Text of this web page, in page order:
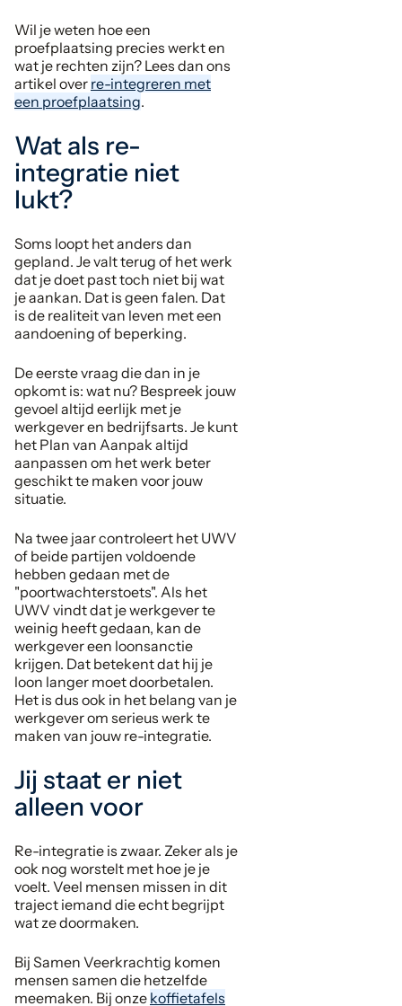
Wil je weten hoe een
proefplaatsing precies werkt en
wat je rechten zijn? Lees dan ons
artikel over re-integreren met
een proefplaatsing.
Wat als re-
integratie niet
lukt?
Soms loopt het anders dan
gepland. Je valt terug of het werk
dat je doet past toch niet bij wat
je aankan. Dat is geen falen. Dat
is de realiteit van leven met een
aandoening of beperking.
De eerste vraag die dan in je
opkomt is: wat nu? Bespreek jouw
gevoel altijd eerlijk met je
werkgever en bedrijfsarts. Je kunt
het Plan van Aanpak altijd
aanpassen om het werk beter
geschikt te maken voor jouw
situatie.
Na twee jaar controleert het UWV
of beide partijen voldoende
hebben gedaan met de
"poortwachterstoets". Als het
UWV vindt dat je werkgever te
weinig heeft gedaan, kan de
werkgever een loonsanctie
krijgen. Dat betekent dat hij je
loon langer moet doorbetalen.
Het is dus ook in het belang van je
werkgever om serieus werk te
maken van jouw re-integratie.
Jij staat er niet
alleen voor
Re-integratie is zwaar. Zeker als je
ook nog worstelt met hoe je je
voelt. Veel mensen missen in dit
traject iemand die echt begrijpt
wat ze doormaken.
Bij Samen Veerkrachtig komen
mensen samen die hetzelfde
meemaken. Bij onze koffietafels